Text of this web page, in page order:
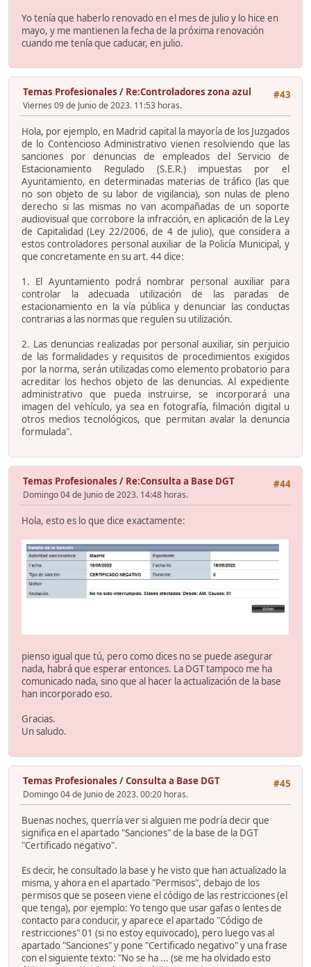
Yo tenía que haberlo renovado en el mes de julio y lo hice en
mayo, y me mantienen la fecha de la próxima renovación
cuando me tenía que caducar, en julio.
#43
Temas Profesionales / Re:Controladores zona azul
Viernes 09 de Junio de 2023. 11:53 horas.
Hola, por ejemplo, en Madrid capital la mayoría de los Juzgados
de lo Contencioso Administrativo vienen resolviendo que las
sanciones por denuncias de empleados del Servicio de
Estacionamiento Regulado (S.E.R.) impuestas por el
Ayuntamiento, en determinadas materias de tráfico (las que
no son objeto de su labor de vigilancia), son nulas de pleno
derecho si las mismas no van acompañadas de un soporte
audiovisual que corrobore la infracción, en aplicación de la Ley
de Capitalidad (Ley 22/2006, de 4 de julio), que considera a
estos controladores personal auxiliar de la Policía Municipal, y
que concretamente en su art. 44 dice:
1. El Ayuntamiento podrá nombrar personal auxiliar para
controlar la adecuada utilización de las paradas de
estacionamiento en la vía pública y denunciar las conductas
contrarias a las normas que regulen su utilización.
2. Las denuncias realizadas por personal auxiliar, sin perjuicio
de las formalidades y requisitos de procedimientos exigidos
por la norma, serán utilizadas como elemento probatorio para
acreditar los hechos objeto de las denuncias. Al expediente
administrativo que pueda instruirse, se incorporará una
imagen del vehículo, ya sea en fotografía, filmación digital u
otros medios tecnológicos, que permitan avalar la denuncia
formulada".
#44
Temas Profesionales / Re:Consulta a Base DGT
Domingo 04 de Junio de 2023. 14:48 horas.
Hola, esto es lo que dice exactamente:
pienso igual que tú, pero como dices no se puede asegurar
nada, habrá que esperar entonces. La DGT tampoco me ha
comunicado nada, sino que al hacer la actualización de la base
han incorporado eso.
Gracias.
Un saludo.
#45
Temas Profesionales /Consulta a Base DGT
Domingo 04 de Junio de 2023. 00:20 horas.
Buenas noches, querría ver si alguien me podría decir que
significa en el apartado "Sanciones" de la base de la DGT
"Certificado negativo".
Es decir, he consultado la base y he visto que han actualizado la
misma, y ahora en el apartado "Permisos", debajo de los
permisos que se poseen viene el código de las restricciones (el
que tenga), por ejemplo: Yo tengo que usar gafas o lentes de
contacto para conducir, y aparece el apartado "Código de
restricciones" 01 (si no estoy equivocado), pero luego vas al
apartado "Sanciones" y pone "Certificado negativo" y una frase
con el siguiente texto: "No se ha ... (se me ha olvidado esto